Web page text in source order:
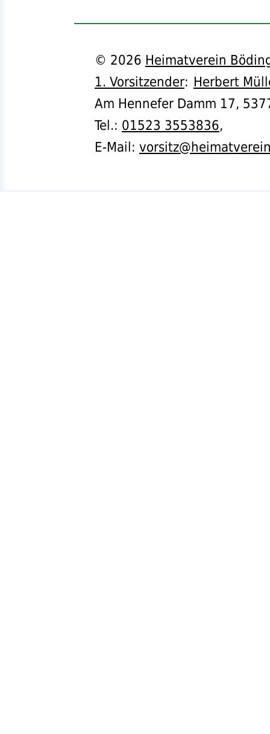
© 2026 Heimatverein
1. Vorsitzender: Herbert
Am Hennefer Damm 17,
Tel.: 01523 3553836,
E-Mail: